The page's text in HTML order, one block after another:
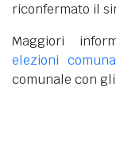
riconfermato il
Maggiori
elezioni
comunale con